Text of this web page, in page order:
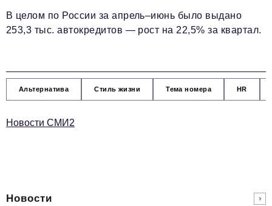
В целом по России за апрель–июнь было выдано
253,3 тыс. автокредитов — рост на 22,5% за квартал.
Альтернатива Стиль жизни Тема номера HR
Новости СМИ2
Новости